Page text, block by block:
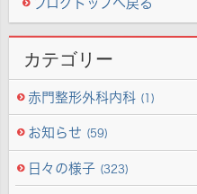
カテゴリー
赤門整形外科内科 (1)
お知らせ (59)
日々の様子 (323)